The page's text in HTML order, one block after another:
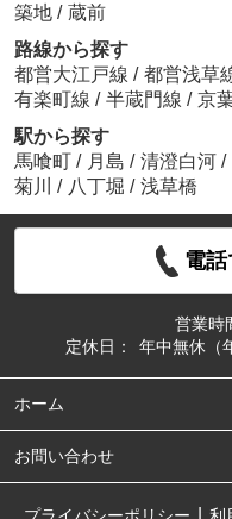
築地 / 蔵前
路線から探す
都営大江戸線 / 都営浅草
有楽町線 / 半蔵門線 / 京
駅から探す
馬喰町 / 月島 / 清澄白河 /
菊川
/ 八丁堀 / 浅草橋
電
営業時
定休日：
年中無休（
ホーム
お問い合わせ